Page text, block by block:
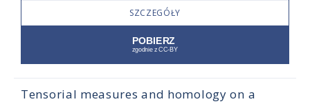
SZCZEGÓŁY
Tensorial measures and homology on a